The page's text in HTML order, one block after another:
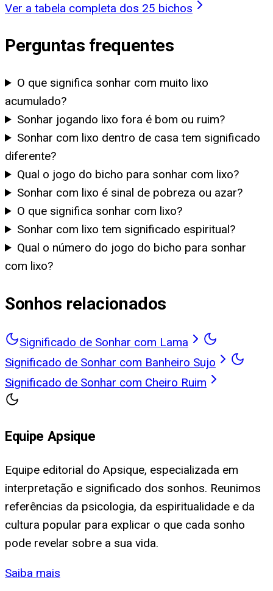
Ver a tabela completa dos 25 bichos
Perguntas frequentes
O que significa sonhar com muito lixo
acumulado?
Sonhar jogando lixo fora é bom ou ruim?
Sonhar com lixo dentro de casa tem significado
diferente?
Qual o jogo do bicho para sonhar com lixo?
Sonhar com lixo é sinal de pobreza ou azar?
O que significa sonhar com lixo?
Sonhar com lixo tem significado espiritual?
Qual o número do jogo do bicho para sonhar
com lixo?
Sonhos relacionados
Significado de Sonhar com Lama
Significado de Sonhar com Banheiro Sujo
Significado de Sonhar com Cheiro Ruim
Equipe Apsique
Equipe editorial do Apsique, especializada em
interpretação e significado dos sonhos. Reunimos
referências da psicologia, da espiritualidade e da
cultura popular para explicar o que cada sonho
pode revelar sobre a sua vida.
Saiba mais